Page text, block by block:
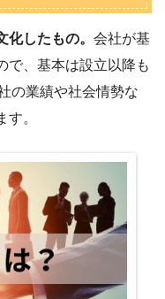
したもの。 会社が基
で、基本は設立以降も
の業績や社会情勢な
。